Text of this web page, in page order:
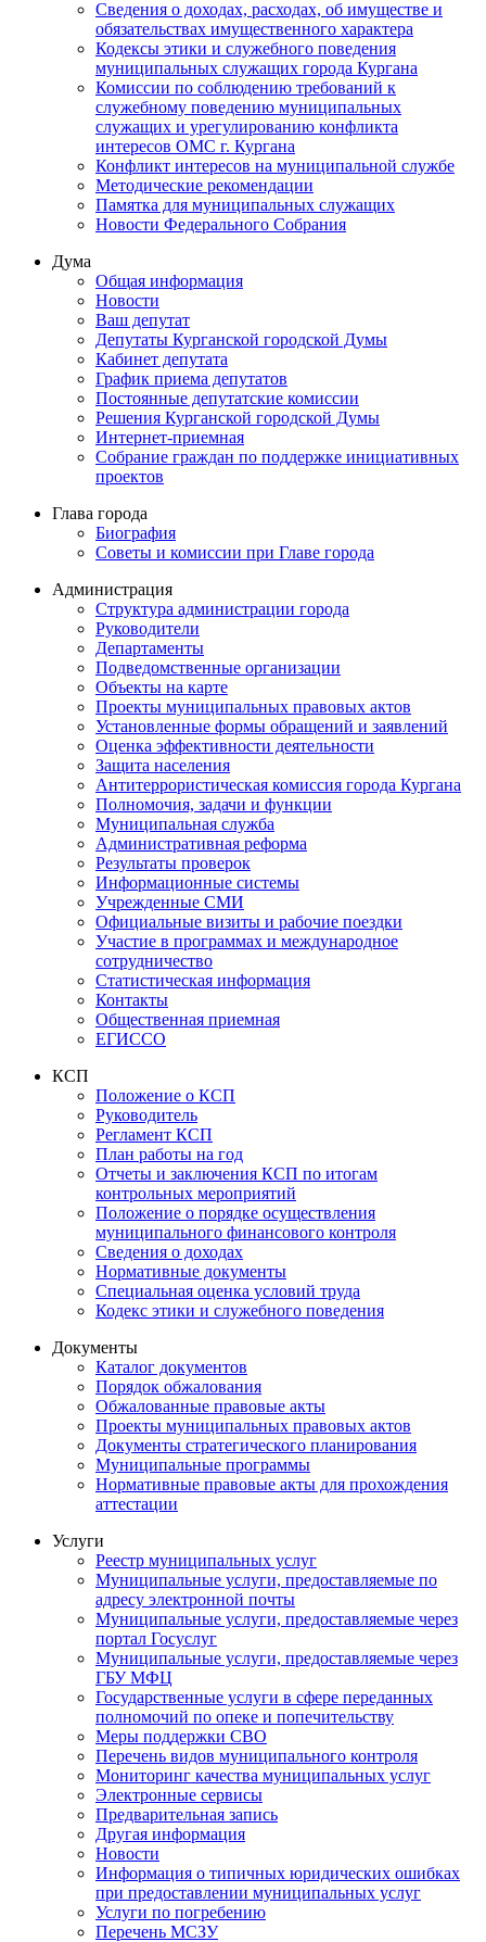
Сведения о доходах, расходах, об имуществе и
обязательствах имущественного характера
Кодексы этики и служебного поведения
муниципальных служащих города Кургана
Комиссии по соблюдению требований к
служебному поведению муниципальных
служащих и урегулированию конфликта
интересов ОМС г. Кургана
Конфликт интересов на муниципальной службе
Методические рекомендации
Памятка для муниципальных служащих
Новости Федерального Cобрания
Дума
Общая информация
Новости
Ваш депутат
Депутаты Курганской городской Думы
Кабинет депутата
График приема депутатов
Постоянные депутатские комиссии
Решения Курганской городской Думы
Интернет-приемная
Собрание граждан по поддержке инициативных
проектов
Глава города
Биография
Советы и комиссии при Главе города
Администрация
Структура администрации города
Руководители
Департаменты
Подведомственные организации
Объекты на карте
Проекты муниципальных правовых актов
Установленные формы обращений и заявлений
Оценка эффективности деятельности
Защита населения
Антитеррористическая комиссия города Кургана
Полномочия, задачи и функции
Муниципальная служба
Административная реформа
Результаты проверок
Информационные системы
Учрежденные СМИ
Официальные визиты и рабочие поездки
Участие в программах и международное
сотрудничество
Статистическая информация
Контакты
Общественная приемная
ЕГИССО
КСП
Положение о КСП
Руководитель
Регламент КСП
План работы на год
Отчеты и заключения КСП по итогам
контрольных мероприятий
Положение о порядке осуществления
муниципального финансового контроля
Сведения о доходах
Нормативные документы
Специальная оценка условий труда
Кодекс этики и служебного поведения
Документы
Каталог документов
Порядок обжалования
Обжалованные правовые акты
Проекты муниципальных правовых актов
Документы стратегического планирования
Муниципальные программы
Нормативные правовые акты для прохождения
аттестации
Услуги
Реестр муниципальных услуг
Муниципальные услуги, предоставляемые по
адресу электронной почты
Муниципальные услуги, предоставляемые через
портал Госуслуг
Муниципальные услуги, предоставляемые через
ГБУ МФЦ
Государственные услуги в сфере переданных
полномочий по опеке и попечительству
Меры поддержки СВО
Перечень видов муниципального контроля
Мониторинг качества муниципальных услуг
Электронные сервисы
Предварительная запись
Другая информация
Новости
Информация о типичных юридических ошибках
при предоставлении муниципальных услуг
Услуги по погребению
Перечень МСЗУ